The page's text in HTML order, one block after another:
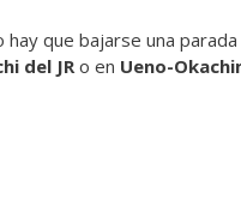
hay que bajarse una
del JRo en Ueno-